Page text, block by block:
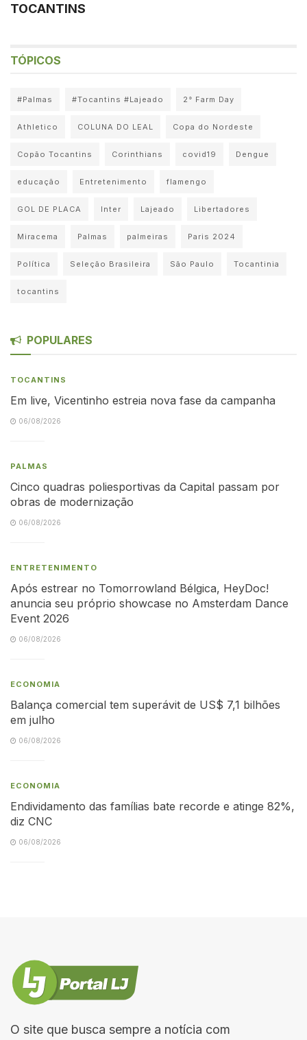
TOCANTINS
TÓPICOS
#Palmas #Tocantins #Lajeado 2° Farm Day
Athletico COLUNA DO LEAL Copa do Nordeste
Copão Tocantins Corinthians covid19 Dengue
educação Entretenimento flamengo
GOL DE PLACA Inter Lajeado Libertadores
Miracema Palmas palmeiras Paris 2024
Política Seleção Brasileira São Paulo Tocantinia
tocantins
POPULARES
TOCANTINS
Em live, Vicentinho estreia nova fase da campanha
06/08/2026
PALMAS
Cinco quadras poliesportivas da Capital passam por
obras de modernização
06/08/2026
ENTRETENIMENTO
Após estrear no Tomorrowland Bélgica, HeyDoc!
anuncia seu próprio showcase no Amsterdam Dance
Event 2026
06/08/2026
ECONOMIA
Balança comercial tem superávit de US$ 7,1 bilhões
em julho
06/08/2026
ECONOMIA
Endividamento das famílias bate recorde e atinge 82%,
diz CNC
06/08/2026
O site que busca sempre a notícia com